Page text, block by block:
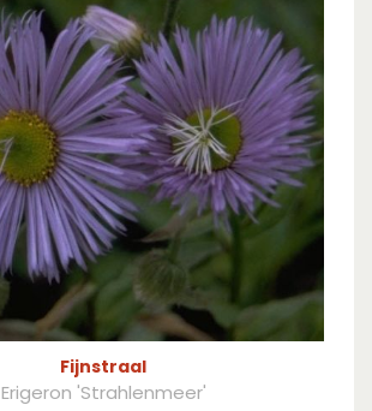
Fijnstraal
Erigeron 'Strahlenmeer'